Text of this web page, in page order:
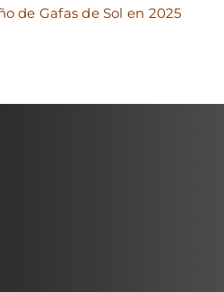
de Gafas de Sol en 2025